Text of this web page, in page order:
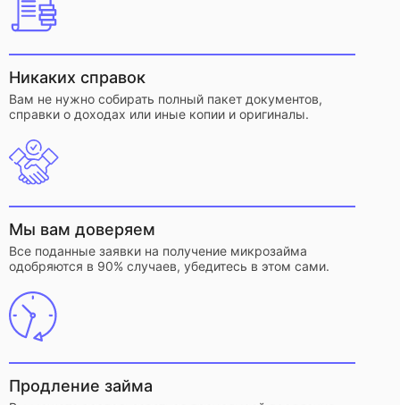
Никаких справок
Вам не нужно собирать полный пакет документов,
справки о доходах или иные копии и оригиналы.
Мы вам доверяем
Все поданные заявки на получение микрозайма
одобряются в 90% случаев, убедитесь в этом сами.
Продление займа